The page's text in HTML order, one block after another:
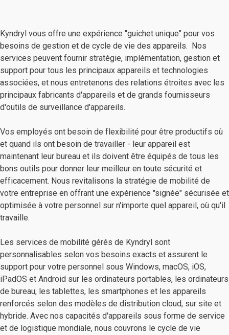
Kyndryl vous offre une expérience "guichet unique" pour vos
besoins de gestion et de cycle de vie des appareils. Nos
services peuvent fournir stratégie, implémentation, gestion et
support pour tous les principaux appareils et technologies
associées, et nous entretenons des relations étroites avec les
principaux fabricants d'appareils et de grands fournisseurs
d'outils de surveillance d'appareils.
Vos employés ont besoin de flexibilité pour être productifs où
et quand ils ont besoin de travailler - leur appareil est
maintenant leur bureau et ils doivent être équipés de tous les
bons outils pour donner leur meilleur en toute sécurité et
efficacement. Nous revitalisons la stratégie de mobilité de
votre entreprise en offrant une expérience "signée" sécurisée et
optimisée à votre personnel sur n'importe quel appareil, où qu'il
travaille.
Les services de mobilité gérés de Kyndryl sont
personnalisables selon vos besoins exacts et assurent le
support pour votre personnel sous Windows, macOS, iOS,
iPadOS et Android sur les ordinateurs portables, les ordinateurs
de bureau, les tablettes, les smartphones et les appareils
renforcés selon des modèles de distribution cloud, sur site et
hybride. Avec nos capacités d'appareils sous forme de service
et de logistique mondiale, nous couvrons le cycle de vie